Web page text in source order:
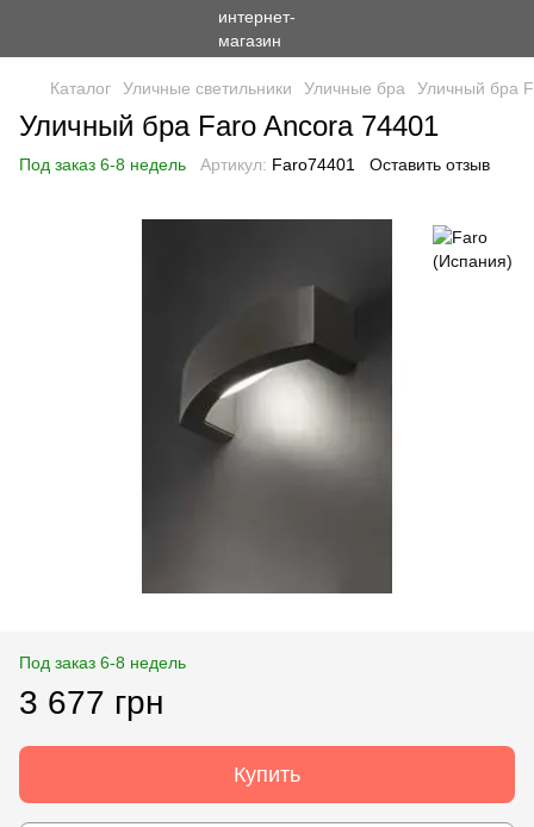
Каталог Уличные светильники Уличные бра Уличный бра
Уличный бра Faro Ancora 74401
Под заказ 6-8 недель Артикул: Faro74401 Оставить отзыв
Под заказ 6-8 недель
3 677 грн
Купить